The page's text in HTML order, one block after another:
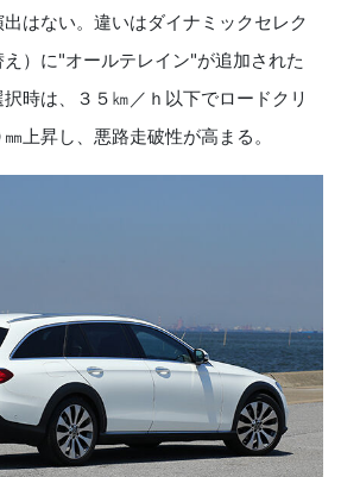
はない。違いはダイナミックセレク
え）に"オールテレイン"が追加された
時は、３５㎞／ｈ以下でロードクリ
上昇し、悪路走破性が高まる。